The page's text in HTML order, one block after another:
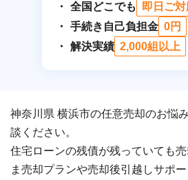
全国どこでも
即日ご
手続き自己負担金 0円
解決実績 2,000組以上
神奈川県 横浜市の任意売却のお悩
談ください。
住宅ローンの残債が残っていても
ま売却プランや売却後引越しサポー